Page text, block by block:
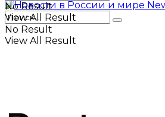
No Result
View All Result
No Result
View All Result